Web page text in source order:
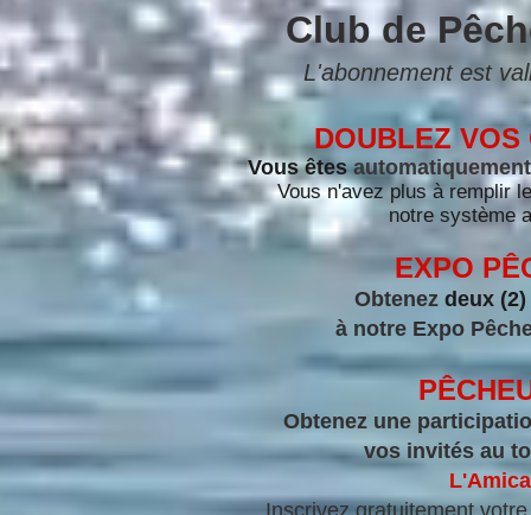
Club de
L'abonnement est
DOUBLEZ VOS
Vous êtes
Vous n'avez plus à remplir
notre système
EXPO
Obtenez deux
à notre Expo
Obtenez une
vos invités au
Inscrivez gratuitement